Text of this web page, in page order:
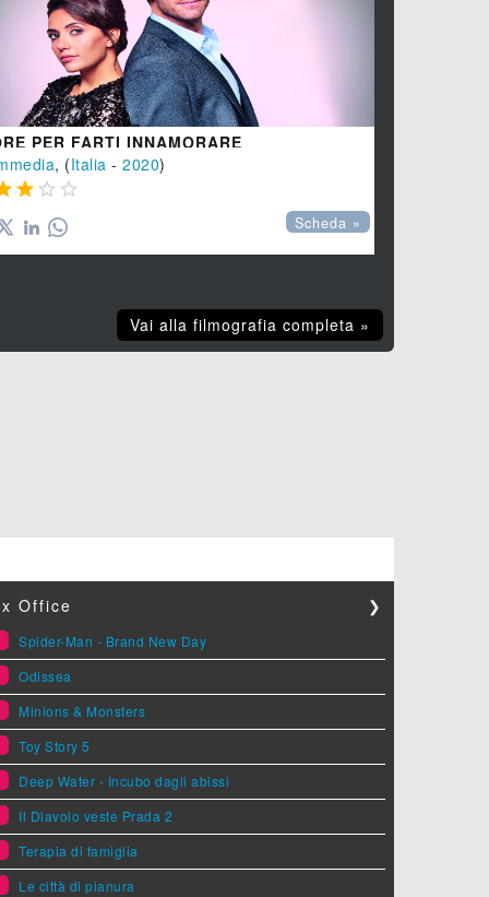
PER FARTI INNAMORARE
, (Italia - 2020)
  
Scheda »
Vai alla filmografia completa »
Office ❯
Spider-Man - Brand New Day
Odissea
Minions & Monsters
Toy Story 5
Deep Water - Incubo dagli abissi
Il Diavolo veste Prada 2
Terapia di famiglia
Le città di pianura